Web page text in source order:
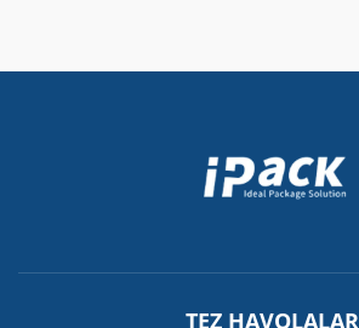
TEZ HAVOLALAR